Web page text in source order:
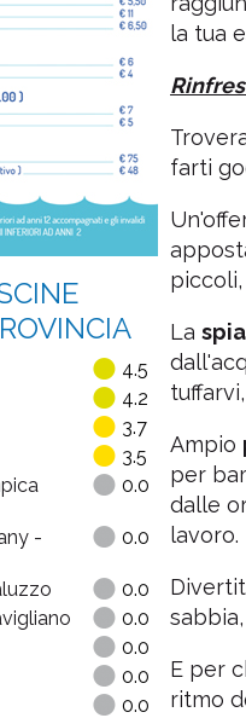
la tua
farti
La
Ampio
per
dalle
lavoro.
E per
ritmo
4.5
4.2
3.7
3.5
0.0
-
0.0
0.0
0.0
0.0
0.0
0.0